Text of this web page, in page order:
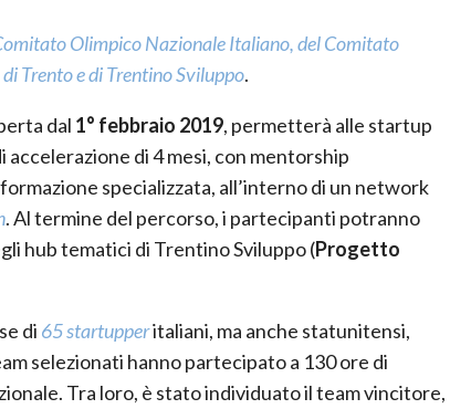
Olimpico Nazionale Italiano, del Comitato
Trento e di Trentino Sviluppo.
dal 1° febbraio 2019, permetterà alle startup
di 4 mesi, con mentorship
specializzata, all’interno di un network
. Al termine del percorso, i partecipanti potranno
hub tematici di Trentino Sviluppo (Progetto
di 65 startupperitaliani, ma anche statunitensi,
selezionati hanno partecipato a 130 ore di
Tra loro, è stato individuato il team vincitore,